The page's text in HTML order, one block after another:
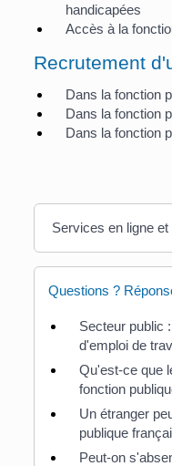
handicapées
Accès à la
Recrutement
Dans la fonction
Dans la fonction
Dans la fonction
Services en ligne
Questions ?
Secteur public
d'emploi de
Qu'est-ce que
fonction
Un étranger
publique
Peut-on